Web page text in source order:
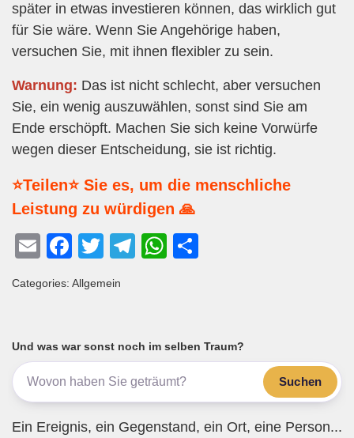
später in etwas investieren können, das wirklich gut
für Sie wäre. Wenn Sie Angehörige haben,
versuchen Sie, mit ihnen flexibler zu sein.
Warnung: Das ist nicht schlecht, aber versuchen
Sie, ein wenig auszuwählen, sonst sind Sie am
Ende erschöpft. Machen Sie sich keine Vorwürfe
wegen dieser Entscheidung, sie ist richtig.
⭐Teilen⭐ Sie es, um die menschliche
Leistung zu würdigen 🙏
E
ail
F
c
b
o
o
k
T
tt
T
a
m
W
A
p
p
Categories: Allgemein
Und was war sonst noch im selben Traum?
Suchen
Ein Ereignis, ein Gegenstand, ein Ort, eine Person...